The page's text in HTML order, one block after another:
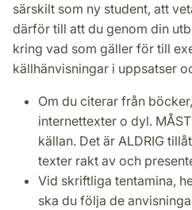
särskilt som ny student, att
därför till att du genom din
kring vad som gäller för till
källhänvisningar i uppsatser
Om du citerar från
internettexter o dyl.
källan. Det är ALDRIG
texter rakt av och
Vid skriftliga tentamina,
ska du följa de